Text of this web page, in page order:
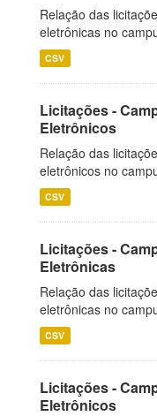
Relação das
eletrônicas no
CSV
Licitações -
Eletrônicos
Relação das
eletrônicos no
CSV
Licitações -
Eletrônicas
Relação das
eletrônicas no
CSV
Licitações -
Eletrônicos